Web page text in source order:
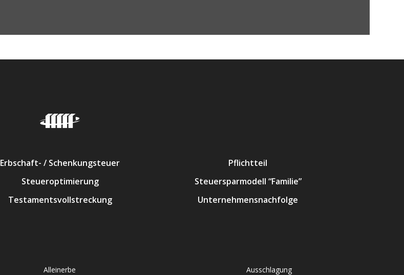
Erbschaft- / Schenkungsteuer
Pflichtteil
Steueroptimierung
Steuersparmodell “Familie”
Testamentsvollstreckung
Unternehmensnachfolge
Alleinerbe
Ausschlagung